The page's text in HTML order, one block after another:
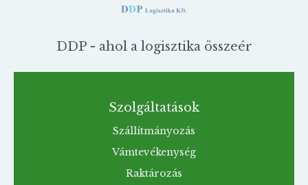
DDP - ahol a logisztika összeér
Szolgáltatások
Szállítmányozás
Vámtevékenység
Raktározás